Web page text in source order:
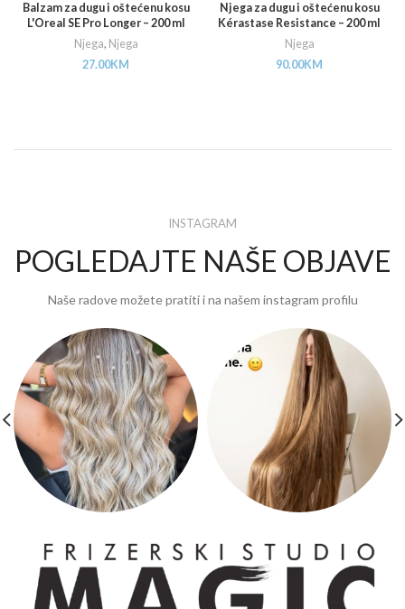
Balzam za dugu i oštećenu kosu
L'Oreal SE Pro Longer – 200 ml
Njega, Njega
27.00KM
Njega za dugu i oštećenu kosu
Kérastase Resistance – 200 ml
Njega
90.00KM
INSTAGRAM
POGLEDAJTE NAŠE OBJAVE
Naše radove možete pratiti i na našem instagram profilu